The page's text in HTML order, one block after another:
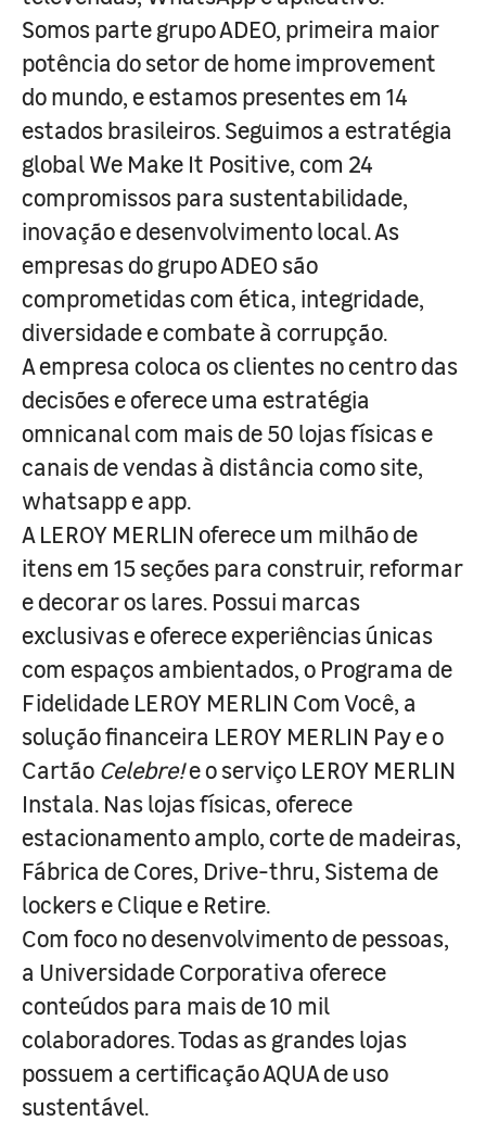
Somos parte grupo ADEO, primeira maior
potência do setor de home improvement
do mundo, e estamos presentes em 14
estados brasileiros. Seguimos a estratégia
global We Make It Positive, com 24
compromissos para sustentabilidade,
inovação e desenvolvimento local. As
empresas do grupo ADEO são
comprometidas com ética, integridade,
diversidade e combate à corrupção.
A empresa coloca os clientes no centro das
decisões e oferece uma estratégia
omnicanal com mais de 50 lojas físicas e
canais de vendas à distância como site,
whatsapp e app.
A LEROY MERLIN oferece um milhão de
itens em 15 seções para construir, reformar
e decorar os lares. Possui marcas
exclusivas e oferece experiências únicas
com espaços ambientados, o Programa de
Fidelidade LEROY MERLIN Com Você, a
solução financeira LEROY MERLIN Pay e o
Cartão Celebre!e o serviço LEROY MERLIN
Instala. Nas lojas físicas, oferece
estacionamento amplo, corte de madeiras,
Fábrica de Cores, Drive-thru, Sistema de
lockers e Clique e Retire.
Com foco no desenvolvimento de pessoas,
a Universidade Corporativa oferece
conteúdos para mais de 10 mil
colaboradores. Todas as grandes lojas
possuem a certificação AQUA de uso
sustentável.